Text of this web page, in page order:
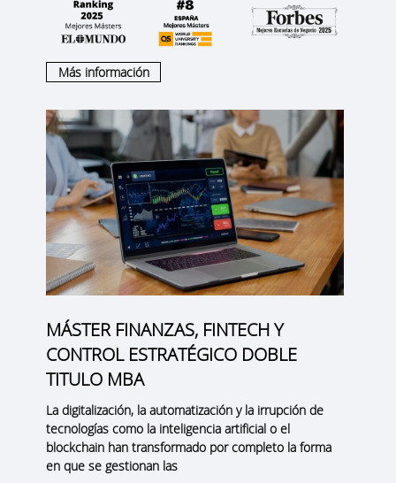
Más información
MÁSTER FINANZAS, FINTECH Y
CONTROL ESTRATÉGICO DOBLE
TITULO MBA
La digitalización, la automatización y la irrupción de
tecnologías como la inteligencia artificial o el
blockchain han transformado por completo la forma
en que se gestionan las